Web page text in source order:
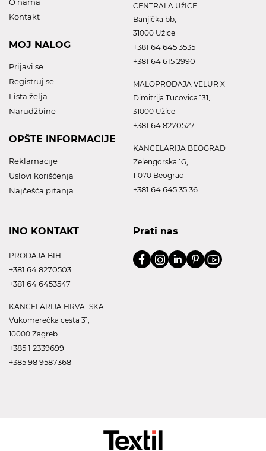
Kontakt
MOJ NALOG
Prijavi se
Registruj se
Lista želja
Narudžbine
OPŠTE INFORMACIJE
Reklamacije
Uslovi korišćenja
Najčešća pitanja
CENTRALA UžICE
Banjička bb,
31000 Užice
+381 64 645 3535
+381 64 615 2990
MALOPRODAJA VELUR X
Dimitrija Tucovica 131,
31000 Užice
+381 64 8270527
KANCELARIJA BEOGRAD
Zelengorska 1G,
11070 Beograd
+381 64 645 35 36
INO KONTAKT
PRODAJA BIH
+381 64 8270503
+381 64 6453547
KANCELARIJA HRVATSKA
Vukomerečka cesta 31,
10000 Zagreb
+385 1 2339699
+385 98 9587368
Prati nas